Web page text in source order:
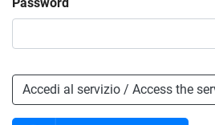
Accedi al servizio / Access the